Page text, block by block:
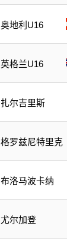
奥地利U16
英格兰U16
扎尔吉里斯
格罗兹尼特里克
布洛马波卡纳
尤尔加登